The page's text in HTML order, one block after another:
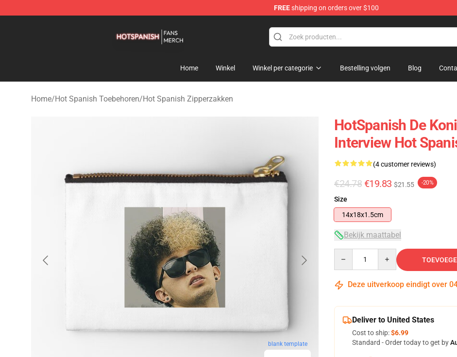
FREEshipping on orders over $100
Home Winkel Winkel per categorie Bestelling volgen Blog
Home/Hot Spanish Toebehoren/Hot Spanish Zipperzakken
blank template
HotSpanish De
Interview Hot
(4 customer reviews)
€24.78 €19.83 $21.55 -20%
Size
14x18x1.5cm
Bekijk maattabel
Deze uitverkoop eindigt over
Deliver to United States
Cost to ship:$6.99
Standard - Order today to get by